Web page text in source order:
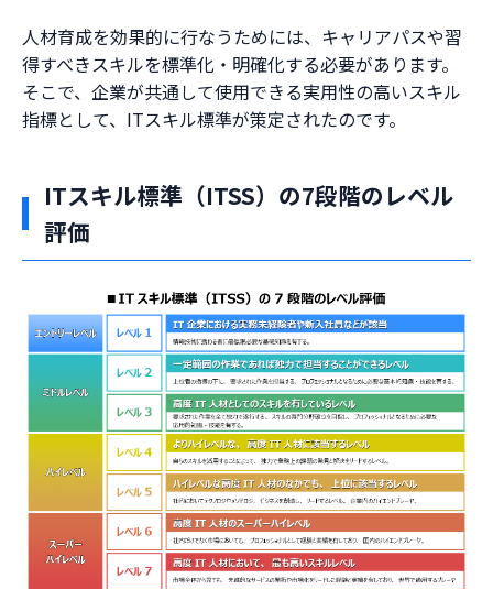
人材育成を効果的に行なうためには、キャリアパスや習
得すべきスキルを標準化・明確化する必要があります。
そこで、企業が共通して使用できる実用性の高いスキル
指標として、ITスキル標準が策定されたのです。
ITスキル標準（ITSS）の7段階のレベル
評価